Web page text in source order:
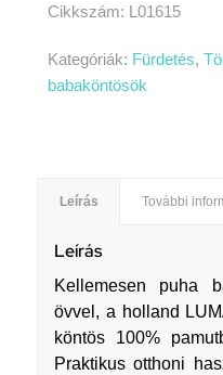
Cikkszám: L01615
Kategóriák: Fürdetés,
babaköntösök
Leírás További
Leírás
Kellemesen puha
övvel, a holland
köntös 100%
Praktikus otthoni